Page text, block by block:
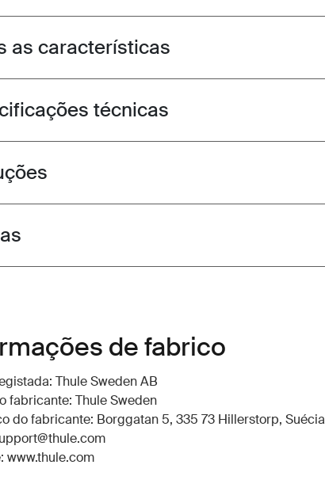
Toggle features
as características
Toggle techspec
técnicas
Toggle guides and instructions
de fabrico
Thule Sweden AB
fabricante: Thule Sweden
do fabricante: Borggatan 5, 335 73 Hillerstorp, Suécia
www.thule.com